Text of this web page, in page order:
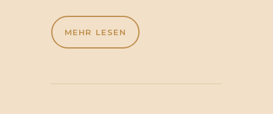
MEHR LESEN